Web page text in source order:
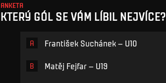
ANKETA
KTERÝ GÓL SE VÁM LÍBIL NEJVÍCE?
A František Suchánek – U10
B Matěj Fejfar – U19